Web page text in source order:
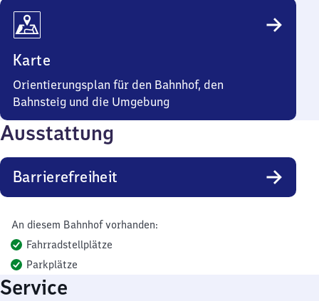
Karte
Orientierungsplan für den Bahnhof, den
Bahnsteig und die Umgebung
Ausstattung
Barrierefreiheit
An diesem Bahnhof vorhanden:
Fahrradstellplätze
Parkplätze
Service